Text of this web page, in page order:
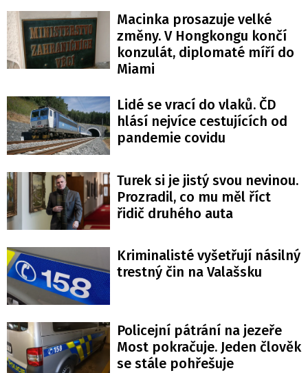
Macinka prosazuje velké
změny. V Hongkongu končí
konzulát, diplomaté míří do
Miami
Lidé se vrací do vlaků. ČD
hlásí nejvíce cestujících od
pandemie covidu
Turek si je jistý svou nevinou.
Prozradil, co mu měl říct
řidič druhého auta
Kriminalisté vyšetřují násilný
trestný čin na Valašsku
Policejní pátrání na jezeře
Most pokračuje. Jeden člověk
se stále pohřešuje